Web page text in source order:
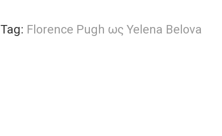
Tag: Florence Pugh ως Yelena Belova